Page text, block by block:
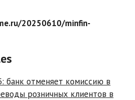
20250610/minfin-
банк отменяет комиссию в
розничных клиентов в